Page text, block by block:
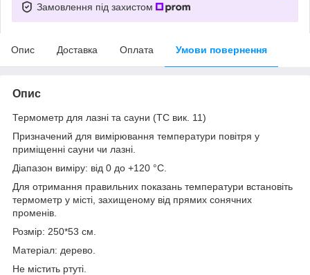
Замовлення під захистом
Опис Доставка Оплата Умови повернення
Опис
Термометр для лазні та сауни (ТС вик. 11)
Призначений для вимірювання температури повітря у
приміщенні сауни чи лазні.
Діапазон виміру: від 0 до +120 °C.
Для отримання правильних показань температури встановіть
термометр у місті, захищеному від прямих сонячних
променів.
Розмір: 250*53 см.
Матеріал: дерево.
Не містить ртуті.